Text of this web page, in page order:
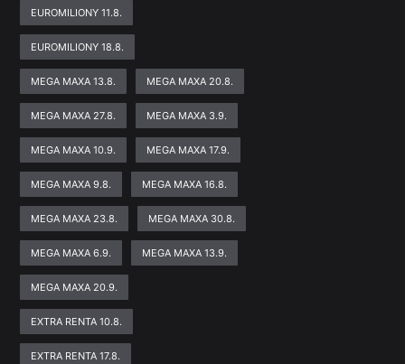
EUROMILIONY 11.8.
EUROMILIONY 18.8.
MEGA MAXA 13.8. MEGA MAXA 20.8.
MEGA MAXA 27.8. MEGA MAXA 3.9.
MEGA MAXA 10.9. MEGA MAXA 17.9.
MEGA MAXA 9.8. MEGA MAXA 16.8.
MEGA MAXA 23.8. MEGA MAXA 30.8.
MEGA MAXA 6.9. MEGA MAXA 13.9.
MEGA MAXA 20.9.
EXTRA RENTA 10.8.
EXTRA RENTA 17.8.